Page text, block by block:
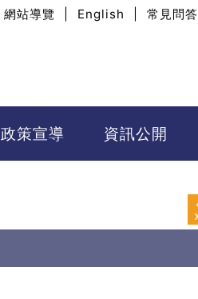
網站導覽 English 常見問答
政策宣導 資訊公開